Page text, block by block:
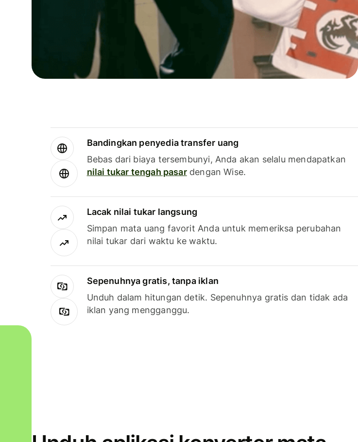
Bandingkan penyedia transfer uang
Bebas dari biaya tersembunyi, Anda akan selalu mendapatkan
nilai tukar tengah pasardengan Wise.
Lacak nilai tukar langsung
Simpan mata uang favorit Anda untuk memeriksa perubahan
nilai tukar dari waktu ke waktu.
Sepenuhnya gratis, tanpa iklan
Unduh dalam hitungan detik. Sepenuhnya gratis dan tidak ada
iklan yang mengganggu.